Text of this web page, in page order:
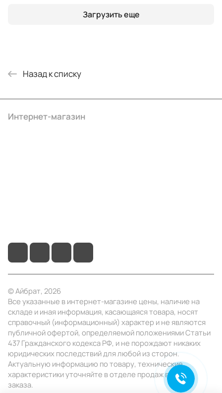
Загрузить еще
Назад к списку
Интернет-магазин
© Айбрат, 2026
Все указанные в интернет-магазине цены, наличие на
складе и иная информация, касающаяся товара, носят
справочный (информационный) характер и не являются
публичной офертой, определяемой положениями Статьи
437 Гражданского кодекса РФ, и не порождают никаких
юридических последствий для любой из сторон.
Актуальную информацию по товару, технические
характеристики уточняйте в отделе продаж в день
заказа.